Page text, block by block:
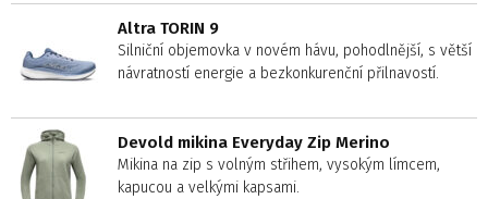
Altra TORIN 9
Silniční objemovka v novém hávu, pohodlnější, s větší
návratností energie a bezkonkurenční přilnavostí.
Devold mikina Everyday Zip Merino
Mikina na zip s volným střihem, vysokým límcem,
kapucou a velkými kapsami.